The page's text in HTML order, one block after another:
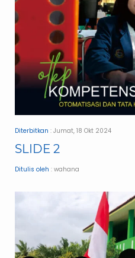
Diterbitkan : Jumat, 18 Okt 2024
SLIDE 2
Ditulis oleh : wahana